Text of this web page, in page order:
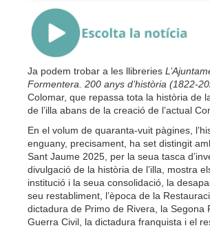
{Play}
Ja podem trobar a les llibreries
Formentera. 200 anys d’història (1822-
Colomar, que repassa tota la història de
de l’illa abans de la creació de l’actual
En el volum de quaranta-vuit pàgines,
enguany, precisament, ha set distingit
Sant Jaume 2025, per la seua tasca
divulgació de la història de l’illa, mostra
institució i la seua consolidació, la
seu restabliment, l’època de la
dictadura de Primo de Rivera, la Segona
Guerra Civil, la dictadura franquista i el